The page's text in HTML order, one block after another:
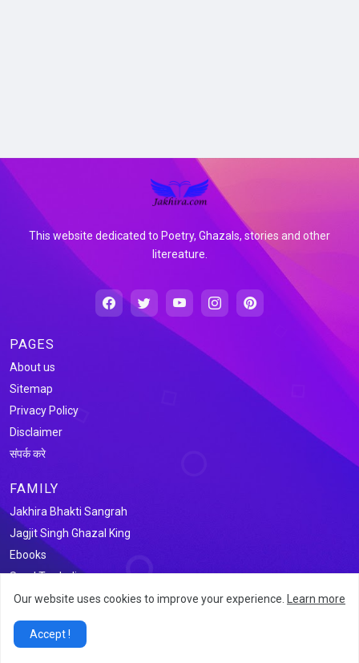
This website dedicated to Poetry, Ghazals, stories and other
litereature.
PAGES
About us
Sitemap
Privacy Policy
Disclaimer
संपर्क करे
FAMILY
Jakhira Bhakti Sangrah
Jagjit Singh Ghazal King
Ebooks
Saral Tax India
Our website uses cookies to improve your experience. Learn more
Accept !